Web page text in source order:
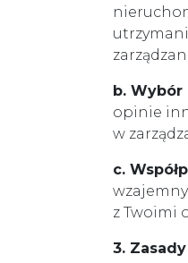
b.
opinie
w
c.
z Twoimi
3.